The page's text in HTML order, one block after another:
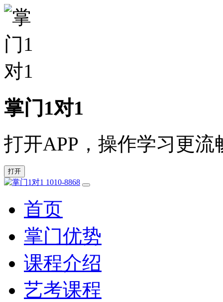
掌门1对1
打开APP，操作学习更流
打开
1010-8868
首页
掌门优势
课程介绍
艺考课程